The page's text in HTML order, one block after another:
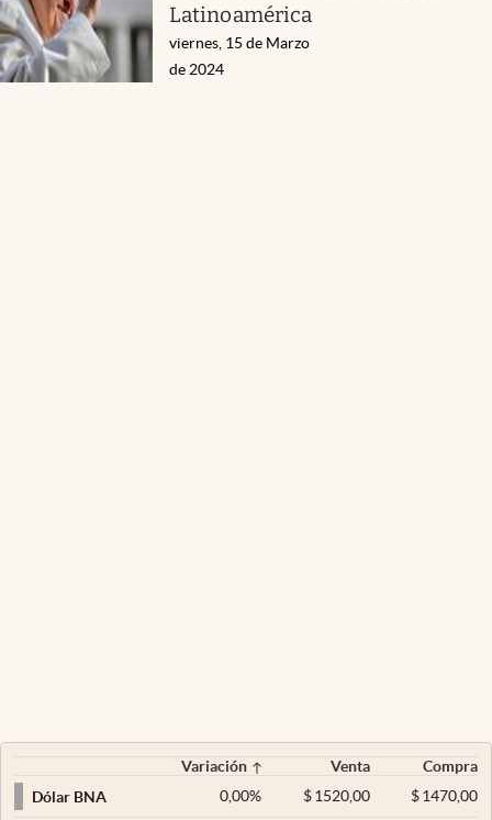
Latinoamérica
viernes, 15 de Marzo
de 2024
Variación Venta
Compra
Dólar BNA
0,00% $ 1520,00 $1470,00